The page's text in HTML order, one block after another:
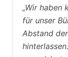
„Wir haben
für unser
Abstand